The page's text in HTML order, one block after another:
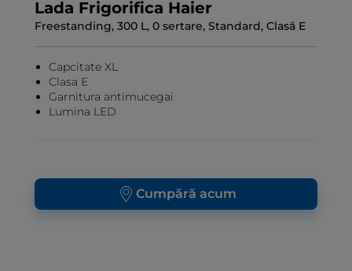
Lada Frigorifica Haier
Freestanding, 300 L, 0 sertare, Standard, Clasă E
Capcitate XL
Clasa E
Garnitura antimucegai
Lumina LED
Cumpără acum